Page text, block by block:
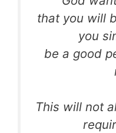
that you will
you
be a good
This will not